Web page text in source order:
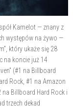
Kamelot — znany z
występów na żywo —
który ukaże się 28
na koncie już 14
(#1 na Billboard
Rock, #1 na Amazon
na Billboard Hard Rock i
trzech dekad